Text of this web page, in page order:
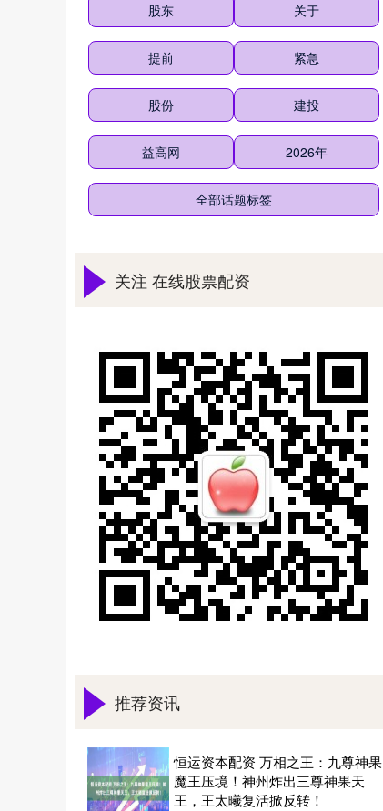
股东 关于
提前 紧急
股份 建投
益高网 2026年
全部话题标签
关注 在线股票配资
推荐资讯
恒运资本配资 万相之王：九尊神果
魔王压境！神州炸出三尊神果天
王，王太曦复活掀反转！